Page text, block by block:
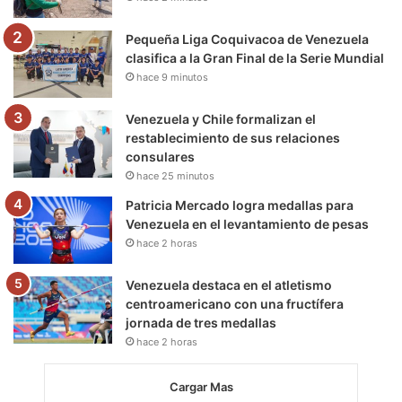
k
m
Pequeña Liga Coquivacoa de Venezuela
clasifica a la Gran Final de la Serie Mundial
hace 9 minutos
Venezuela y Chile formalizan el
restablecimiento de sus relaciones
consulares
hace 25 minutos
Patricia Mercado logra medallas para
Venezuela en el levantamiento de pesas
hace 2 horas
Venezuela destaca en el atletismo
centroamericano con una fructífera
jornada de tres medallas
hace 2 horas
Cargar Mas